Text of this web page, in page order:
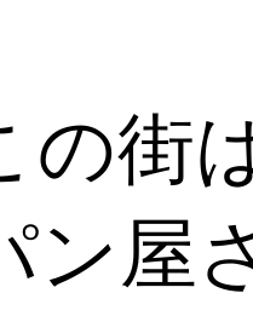
の街
ン屋